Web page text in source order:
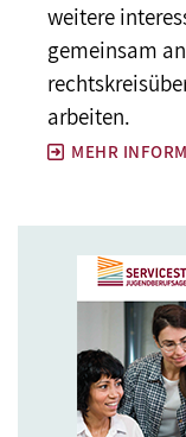
weitere
gemeinsam
arbeiten.
MEHR